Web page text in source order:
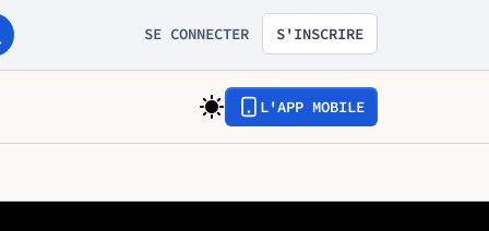
SE CONNECTER S'INSCRIRE
L'APP MOBILE